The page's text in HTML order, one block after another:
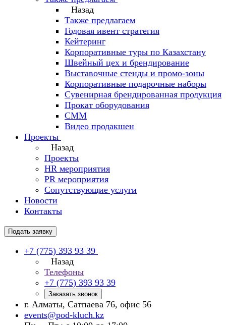
Назад
Также предлагаем
Годовая ивент стратегия
Кейтеринг
Корпоративные туры по Казахстану
Швейный цех и брендирование
Выставочные стенды и промо-зоны
Корпоративные подарочные наборы
Сувенирная брендированная продукция
Прокат оборудования
СММ
Видео продакшен
Проекты
Назад
Проекты
HR мероприятия
PR мероприятия
Сопутствующие услуги
Новости
Контакты
Подать заявку
+7 (775) 393 93 39
Назад
Телефоны
+7 (775) 393 93 39
Заказать звонок
г. Алматы, Сатпаева 76, офис 56
events@pod-kluch.kz